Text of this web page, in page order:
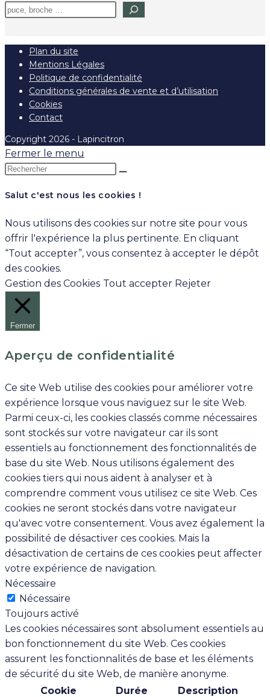
Plan du site
Mentions Légales
Politique de confidentialité
Conditions générales de vente et d’utilisation
Cookies
Contact
Copyright 2026 - Lapincitron
Fermer le menu
Salut c'est nous les cookies !
Nous utilisons des cookies sur notre site pour vous
offrir l'expérience la plus pertinente. En cliquant
“Tout accepter”, vous consentez à accepter le dépôt
des cookies.
Gestion des Cookies Tout accepter Rejeter
Fermer
Aperçu de confidentialité
Ce site Web utilise des cookies pour améliorer votre
expérience lorsque vous naviguez sur le site Web.
Parmi ceux-ci, les cookies classés comme nécessaires
sont stockés sur votre navigateur car ils sont
essentiels au fonctionnement des fonctionnalités de
base du site Web. Nous utilisons également des
cookies tiers qui nous aident à analyser et à
comprendre comment vous utilisez ce site Web. Ces
cookies ne seront stockés dans votre navigateur
qu'avec votre consentement. Vous avez également la
possibilité de désactiver ces cookies. Mais la
désactivation de certains de ces cookies peut affecter
votre expérience de navigation.
Nécessaire
Nécessaire
Toujours activé
Les cookies nécessaires sont absolument essentiels au
bon fonctionnement du site Web. Ces cookies
assurent les fonctionnalités de base et les éléments
de sécurité du site Web, de manière anonyme.
Cookie
Durée Description